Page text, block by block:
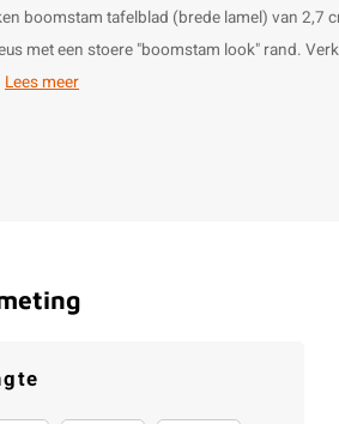
boomstam tafelblad (brede lamel) van 2,7
met een stoere "boomstam look" rand.
Lees meer